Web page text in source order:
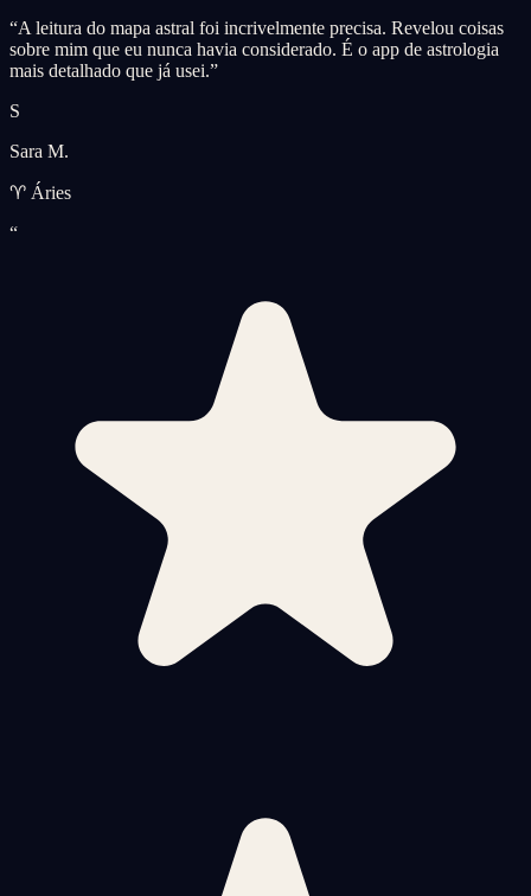
“A leitura do mapa astral foi incrivelmente precisa. Revelou coisas
sobre mim que eu nunca havia considerado. É o app de astrologia
mais detalhado que já usei.”
S
Sara M.
♈ Áries
“